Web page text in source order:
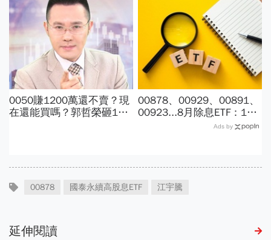
入也追不上，13年總報酬
竟輸600％
海老牛說，這種人不適合
0050賺1200萬還不賣？現
在還能買嗎？郭哲榮砸1億
00878、00929、00891、
00923...8月除息ETF：14
檔年化配息率逾10%！配息
Ads by
00878 國泰永續高股息ETF 江宇騰
延伸閱讀